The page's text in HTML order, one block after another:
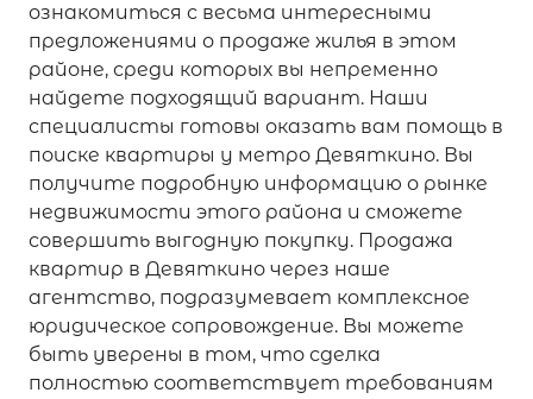
ознакомиться с весьма интересными
предложениями о продаже жилья в этом
районе, среди которых вы непременно
найдете подходящий вариант. Наши
специалисты готовы оказать вам помощь в
поиске квартиры у метро Девяткино. Вы
получите подробную информацию о рынке
недвижимости этого района и сможете
совершить выгодную покупку. Продажа
квартир в Девяткино через наше
агентство, подразумевает комплексное
юридическое сопровождение. Вы можете
быть уверены в том, что сделка
полностью соответствует требованиям